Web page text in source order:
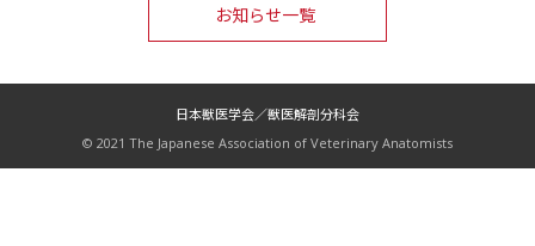
お知らせ一覧
日本獣医学会／獣医解剖分科会
© 2021 The Japanese Association of Veterinary Anatomists